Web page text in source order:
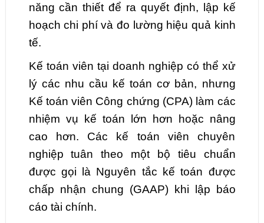
năng cần thiết để ra quyết định, lập kế
hoạch chi phí và đo lường hiệu quả kinh
tế.
Kế toán viên tại doanh nghiệp có thể xử
lý các nhu cầu kế toán cơ bản, nhưng
Kế toán viên Công chứng (CPA) làm các
nhiệm vụ kế toán lớn hơn hoặc nâng
cao hơn. Các kế toán viên chuyên
nghiệp tuân theo một bộ tiêu chuẩn
được gọi là Nguyên tắc kế toán được
chấp nhận chung (GAAP) khi lập báo
cáo tài chính.